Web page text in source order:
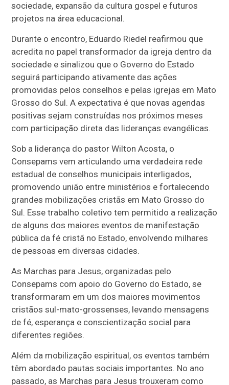
sociedade, expansão da cultura gospel e futuros
projetos na área educacional.
Durante o encontro, Eduardo Riedel reafirmou que
acredita no papel transformador da igreja dentro da
sociedade e sinalizou que o Governo do Estado
seguirá participando ativamente das ações
promovidas pelos conselhos e pelas igrejas em Mato
Grosso do Sul. A expectativa é que novas agendas
positivas sejam construídas nos próximos meses
com participação direta das lideranças evangélicas.
Sob a liderança do pastor Wilton Acosta, o
Consepams vem articulando uma verdadeira rede
estadual de conselhos municipais interligados,
promovendo união entre ministérios e fortalecendo
grandes mobilizações cristãs em Mato Grosso do
Sul. Esse trabalho coletivo tem permitido a realização
de alguns dos maiores eventos de manifestação
pública da fé cristã no Estado, envolvendo milhares
de pessoas em diversas cidades.
As Marchas para Jesus, organizadas pelo
Consepams com apoio do Governo do Estado, se
transformaram em um dos maiores movimentos
cristãos sul-mato-grossenses, levando mensagens
de fé, esperança e conscientização social para
diferentes regiões.
Além da mobilização espiritual, os eventos também
têm abordado pautas sociais importantes. No ano
passado, as Marchas para Jesus trouxeram como